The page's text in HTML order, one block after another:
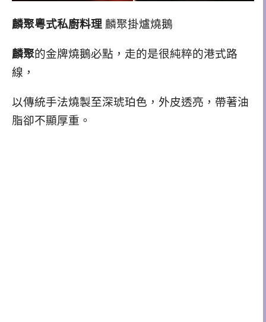
麟聚粵式私廚料理 麟聚掛爐燒鵝
麟聚的金牌燒鵝必點，走的是很純粹的港式路
線，
以傳統手法燒製至深琥珀色，外皮透亮，帶著油
脂卻不顯厚重。